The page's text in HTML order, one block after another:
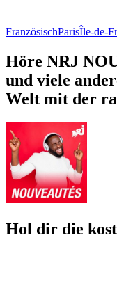
FranzösischParisÎle-de-
Höre NRJ
und viele
Welt mit der
Hol dir die